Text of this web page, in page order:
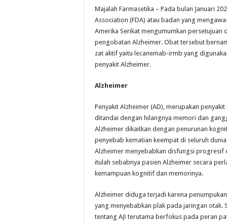
Majalah Farmasetika – Pada bulan Januari
Association (FDA) atau badan yang
Amerika Serikat mengumumkan persetujuan
pengobatan Alzheimer. Obat tersebut
zat aktif yaitu lecanemab-irmb yang
penyakit Alzheimer.
Alzheimer
Penyakit Alzheimer (AD), merupakan
ditandai dengan hilangnya memori dan
Alzheimer dikaitkan dengan penurunan
penyebab kematian keempat di seluruh
Alzheimer menyebabkan disfungsi progresif
itulah sebabnya pasien Alzheimer secara
kemampuan kognitif dan memorinya.
Alzheimer diduga terjadi karena
yang menyebabkan plak pada jaringan otak.
tentang Aβ terutama berfokus pada peran